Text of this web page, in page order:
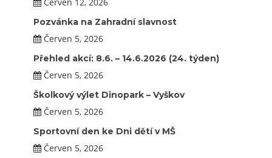
Pozvánka na Zahradní slavnost
Červen 5, 2026
Přehled akcí: 8.6. – 14.6.2026 (24. týden)
Červen 5, 2026
Školkový výlet Dinopark – Vyškov
Červen 5, 2026
Sportovní den ke Dni dětí v MŠ
Červen 5, 2026